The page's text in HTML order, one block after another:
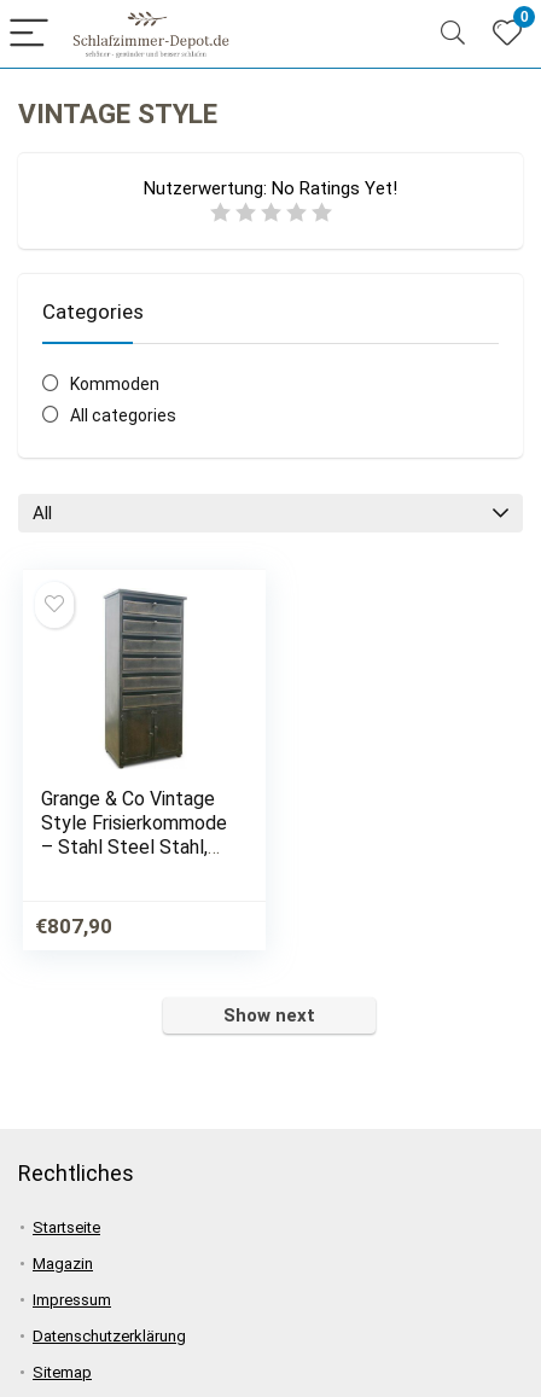
0
VINTAGE STYLE
Nutzerwertung: No Ratings Yet!
Categories
Kommoden
All categories
All
Grange & Co Vintage
Style Frisierkommode
– Stahl Steel Stahl,
€807,90
Show next
Rechtliches
Startseite
Magazin
Impressum
Datenschutzerklärung
Sitemap